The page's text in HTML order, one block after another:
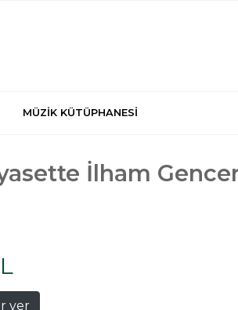
MÜZİK KÜTÜPHANESİ
İlham
ver